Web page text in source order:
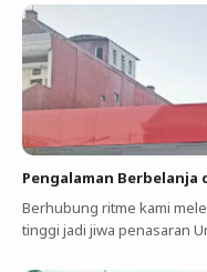
Pengalaman Berbelanja
Berhubung ritme kami
tinggi jadi jiwa penasaran